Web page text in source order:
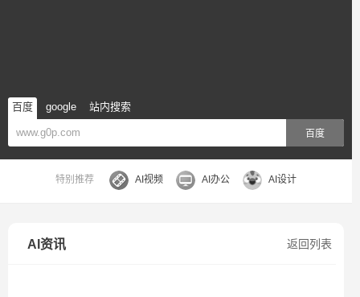
百度 google 站内搜索
百度
特别推荐 AI视频 AI办公 AI设计
返回列表
AI资讯